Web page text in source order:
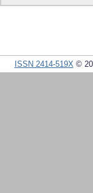
ISSN 2414-519X©